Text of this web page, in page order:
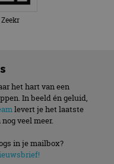
Zeekr
het hart van een
In beeld én geluid,
levert je het laatste
veel meer.
in je mailbox?